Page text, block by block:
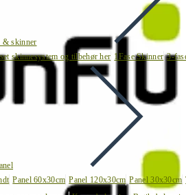
& skinner
skinnesystem og tilbehør her 1Fase Skinner 3-
Panel 60x30cm Panel 120x30cm Panel 30x30cm